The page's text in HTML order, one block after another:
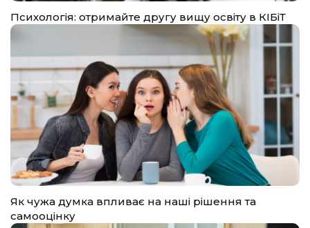
Психологія: отримайте другу вищу освіту в КІБіТ
Як чужа думка впливає на наші рішення та
самооцінку